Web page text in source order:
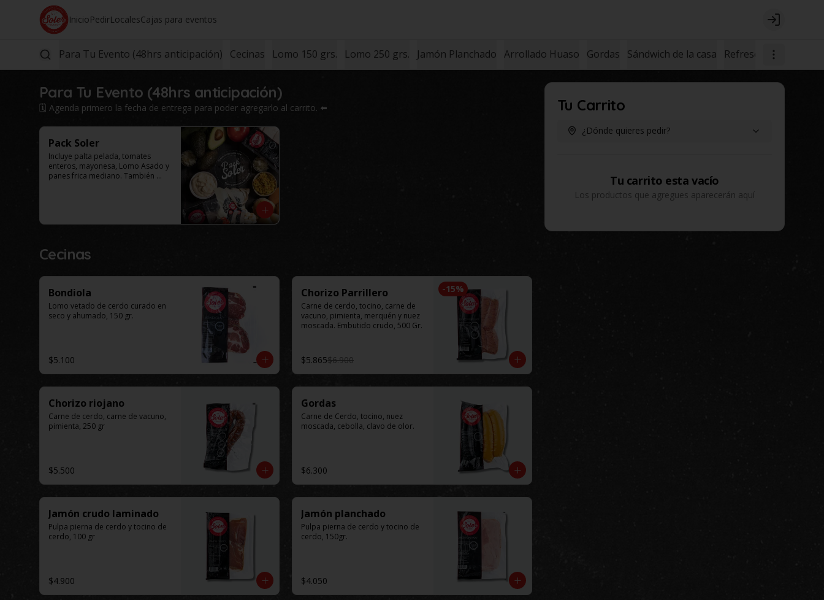
InicioPedirLocalesCajas para eventos Login
Para Tu Evento (48hrs anticipación) Cecinas Lomo 150 grs. Lomo 250 grs. Jamón Planchado Arrollado Huaso Gordas Sándwich de la casa Refrescos
Para Tu Evento (48hrs anticipación)
🗓️ Agenda primero la fecha de entrega para poder agregarlo al carrito. ⬅️
Pack Soler
Incluye palta pelada, tomates
enteros, mayonesa, Lomo Asado y
panes frica mediano. También
Este productos solo esta
Cecinas
Bondiola
Lomo vetado de cerdo curado en
seco y ahumado, 150 gr.
$5.100
-15%
Chorizo Parrillero
Carne de cerdo, tocino, carne de
vacuno, pimienta, merquén y nuez
moscada. Embutido crudo, 500 Gr.
$5.865$6.900
Chorizo riojano
Carne de cerdo, carne de vacuno,
pimienta, 250 gr
$5.500
Gordas
Carne de Cerdo, tocino, nuez
moscada, cebolla, clavo de olor.
$6.300
Jamón crudo laminado
Pulpa pierna de cerdo y tocino de
cerdo, 100 gr
$4.900
Jamón planchado
Pulpa pierna de cerdo y tocino de
cerdo, 150gr.
$4.050
Tu Carrito
¿Dónde quieres pedir?
Tu carrito esta vacío
Los productos que agregues aparecerán aquí